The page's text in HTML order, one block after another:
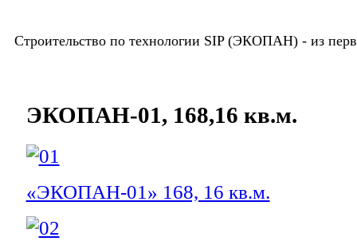
Строительство по технологии SIP (ЭКОПАН) - из
ЭКОПАН-01, 168,16 кв.м.
«ЭКОПАН-01» 168, 16 кв.м.